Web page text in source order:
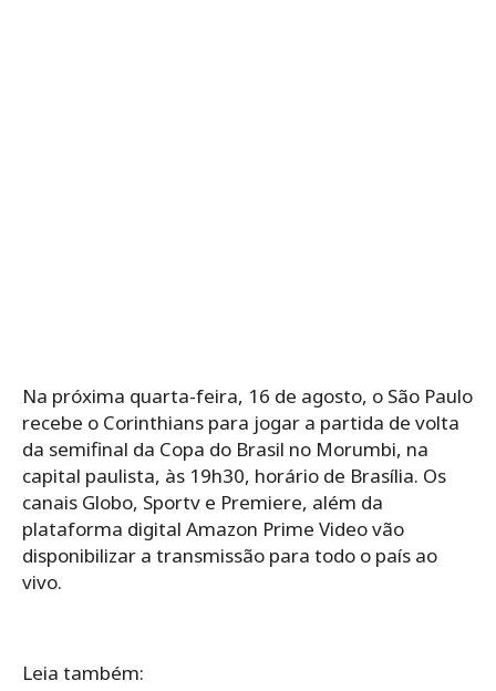
Na próxima quarta-feira, 16 de agosto, o São Paulo
recebe o Corinthians para jogar a partida de volta
da semifinal da Copa do Brasil no Morumbi, na
capital paulista, às 19h30, horário de Brasília. Os
canais Globo, Sportv e Premiere, além da
plataforma digital Amazon Prime Video vão
disponibilizar a transmissão para todo o país ao
vivo.
Leia também: